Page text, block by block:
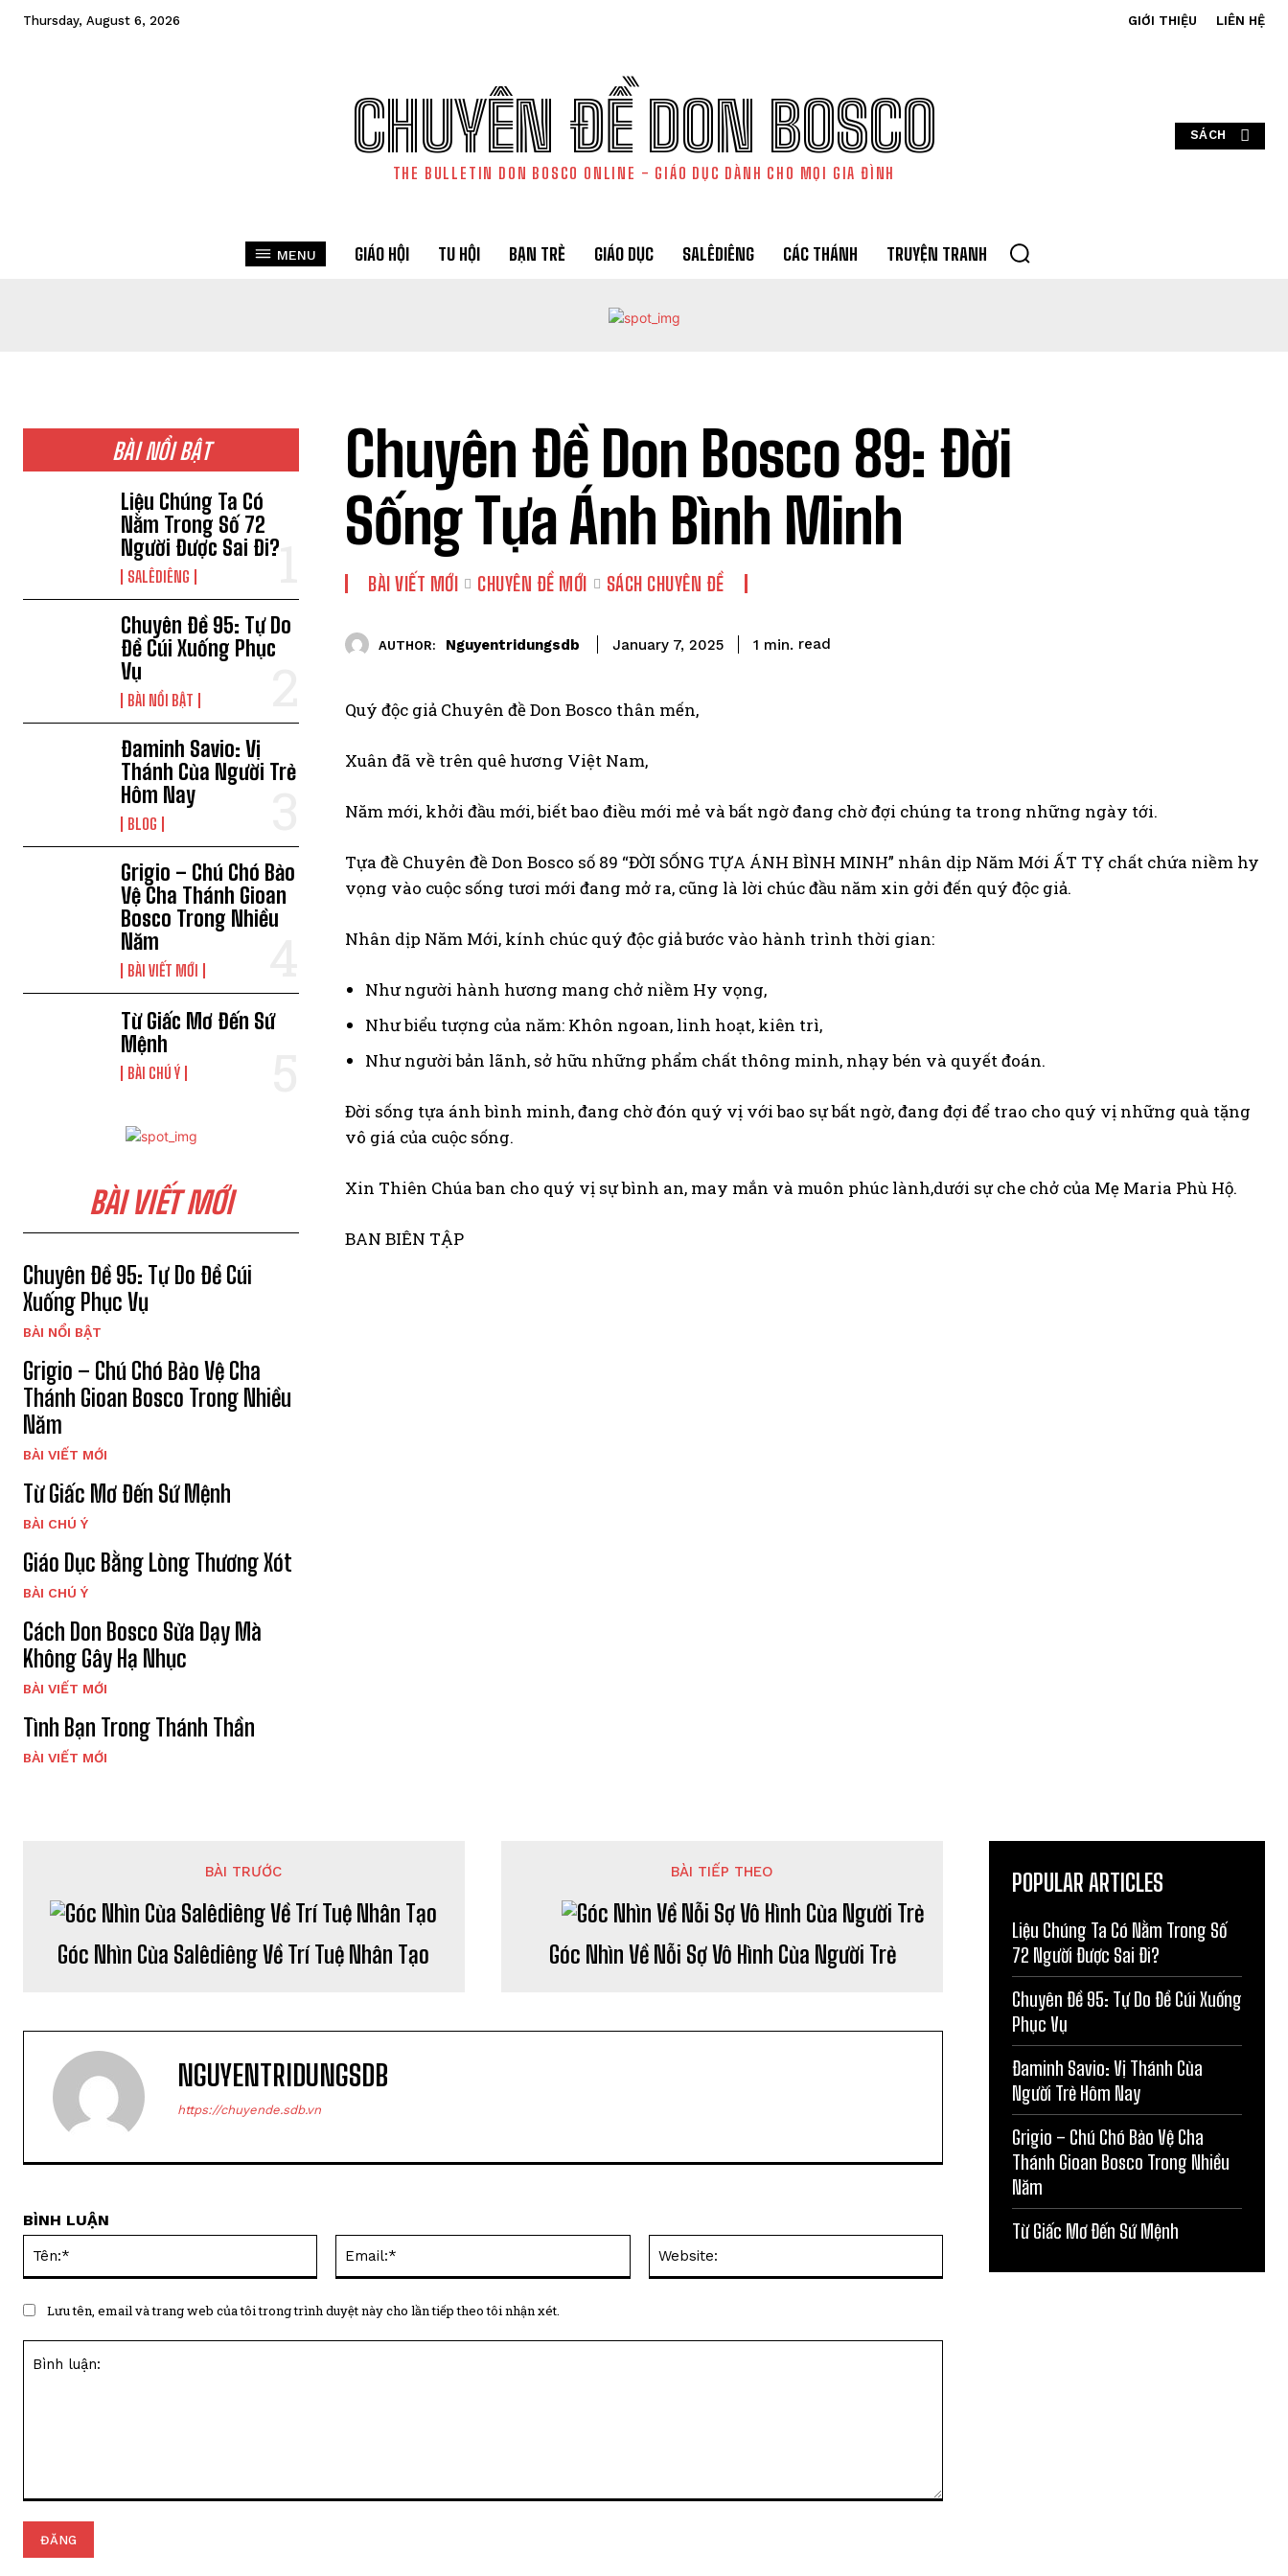
Thursday, August 6, 2026 GIỚI THIỆU LIÊN HỆ
CHUYÊN ĐỀ DON BOSCO
THE BULLETIN DON BOSCO ONLINE - GIÁO DỤC DÀNH CHO MỌI GIA ĐÌNH
SÁCH
MENU GIÁO HỘI TU HỘI BẠN TRẺ GIÁO DỤC SALÊDIÊNG CÁC THÁNH TRUYỆN TRANH
BÀI NỔI BẬT
Liệu Chúng Ta Có
Nằm Trong Số 72
Người Được Sai Đi?
SALÊDIÊNG
Chuyên Đề 95: Tự Do
Để Cúi Xuống Phục
Vụ
BÀI NỔI BẬT
Đaminh Savio: Vị
Thánh Của Người Trẻ
Hôm Nay
BLOG
Grigio – Chú Chó Bảo
Vệ Cha Thánh Gioan
Bosco Trong Nhiều
Năm
BÀI VIẾT MỚI
Từ Giấc Mơ Đến Sứ
Mệnh
BÀI CHÚ Ý
BÀI VIẾT MỚI
Chuyên Đề 95: Tự Do Để Cúi
Xuống Phục Vụ
BÀI NỔI BẬT
Grigio – Chú Chó Bảo Vệ Cha
Thánh Gioan Bosco Trong Nhiều
Năm
BÀI VIẾT MỚI
Từ Giấc Mơ Đến Sứ Mệnh
BÀI CHÚ Ý
Giáo Dục Bằng Lòng Thương Xót
BÀI CHÚ Ý
Cách Don Bosco Sửa Dạy Mà
Không Gây Hạ Nhục
BÀI VIẾT MỚI
Tình Bạn Trong Thánh Thần
BÀI VIẾT MỚI
Chuyên Đề Don Bosco 89: Đời
Sống Tựa Ánh Bình Minh
BÀI VIẾT MỚI CHUYÊN ĐỀ MỚI SÁCH CHUYÊN ĐỀ
AUTHOR: Nguyentridungsdb January 7, 2025 1 min. read
Quý độc giả Chuyên đề Don Bosco thân mến,
Xuân đã về trên quê hương Việt Nam,
Năm mới, khởi đầu mới, biết bao điều mới mẻ và bất ngờ đang chờ đợi chúng ta trong những ngày tới.
Tựa đề Chuyên đề Don Bosco số 89 “ĐỜI SỐNG TỰA ÁNH BÌNH MINH” nhân dịp Năm Mới ẤT TỴ chất chứa niềm hy
vọng vào cuộc sống tươi mới đang mở ra, cũng là lời chúc đầu năm xin gởi đến quý độc giả.
Nhân dịp Năm Mới, kính chúc quý độc giả bước vào hành trình thời gian:
Như người hành hương mang chở niềm Hy vọng,
Như biểu tượng của năm: Khôn ngoan, linh hoạt, kiên trì,
Như người bản lãnh, sở hữu những phẩm chất thông minh, nhạy bén và quyết đoán.
Đời sống tựa ánh bình minh, đang chờ đón quý vị với bao sự bất ngờ, đang đợi để trao cho quý vị những quà tặng
vô giá của cuộc sống.
Xin Thiên Chúa ban cho quý vị sự bình an, may mắn và muôn phúc lành,dưới sự che chở của Mẹ Maria Phù Hộ.
BAN BIÊN TẬP
BÀI TRƯỚC
Góc Nhìn Của Salêdiêng Về Trí Tuệ Nhân Tạo
BÀI TIẾP THEO
Góc Nhìn Về Nỗi Sợ Vô Hình Của Người Trẻ
NGUYENTRIDUNGSDB
https://chuyende.sdb.vn
BÌNH LUẬN
Lưu tên, email và trang web của tôi trong trình duyệt này cho lần tiếp theo tôi nhận xét.
POPULAR ARTICLES
Liệu Chúng Ta Có Nằm Trong Số
72 Người Được Sai Đi?
Chuyên Đề 95: Tự Do Để Cúi Xuống
Phục Vụ
Đaminh Savio: Vị Thánh Của
Người Trẻ Hôm Nay
Grigio – Chú Chó Bảo Vệ Cha
Thánh Gioan Bosco Trong Nhiều
Năm
Từ Giấc Mơ Đến Sứ Mệnh